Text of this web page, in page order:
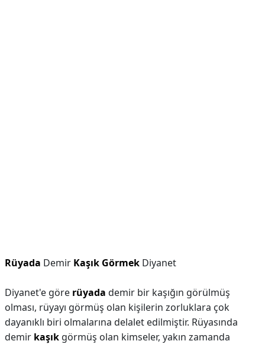
Rüyada Demir Kaşık Görmek Diyanet
Diyanet'e göre rüyada demir bir kaşığın görülmüş
olması, rüyayı görmüş olan kişilerin zorluklara çok
dayanıklı biri olmalarına delalet edilmiştir. Rüyasında
demir kaşık görmüş olan kimseler, yakın zamanda